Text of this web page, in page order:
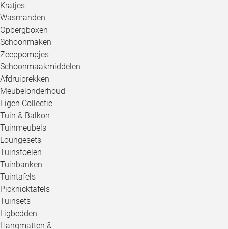
Kratjes
Wasmanden
Opbergboxen
Schoonmaken
Zeeppompjes
Schoonmaakmiddelen
Afdruiprekken
Meubelonderhoud
Eigen Collectie
Tuin & Balkon
Tuinmeubels
Loungesets
Tuinstoelen
Tuinbanken
Tuintafels
Picknicktafels
Tuinsets
Ligbedden
Hangmatten &